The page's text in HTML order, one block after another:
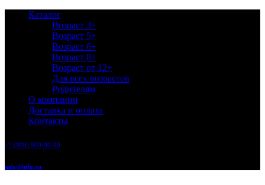
Каталог
Возраст 3+
Возраст 5+
Возраст 6+
Возраст 8+
Возраст от 12+
Для всех возрастов
Родителям
О компании
Доставка и оплата
Контакты
+7 (999) 999-99-99
info@info.ru